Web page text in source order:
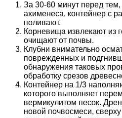
За 30-60 минут перед
ахименеса, контейнер с
поливают.
Корневища извлекают из
очищают от почвы.
Клубни внимательно
поврежденных и
обнаружения таковых
обработку срезов
Контейнер на 1/3
которого выполняет
вермикулитом песок.
новой почвосмеси,